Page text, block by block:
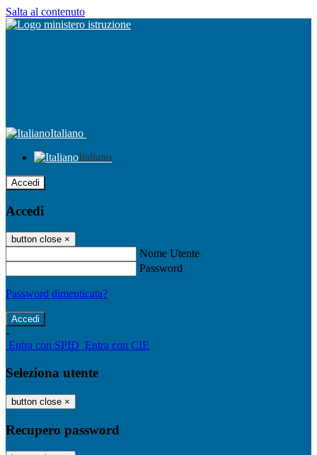
Salta al contenuto
Italiano
Italiano
Accedi
Accedi
button close ×
Nome Utente
Password
Password dimenticata?
-
Entra con SPID Entra con CIE
Seleziona utente
button close ×
Recupero password